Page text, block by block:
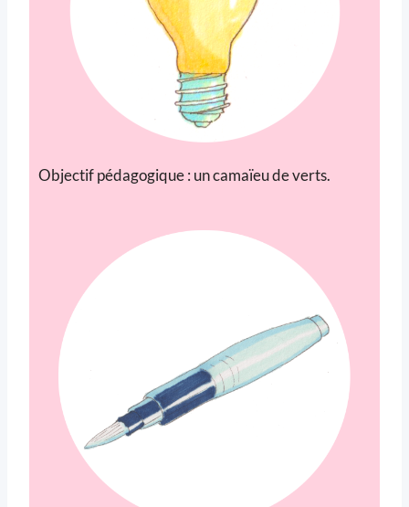
Objectif pédagogique : un camaïeu de verts.